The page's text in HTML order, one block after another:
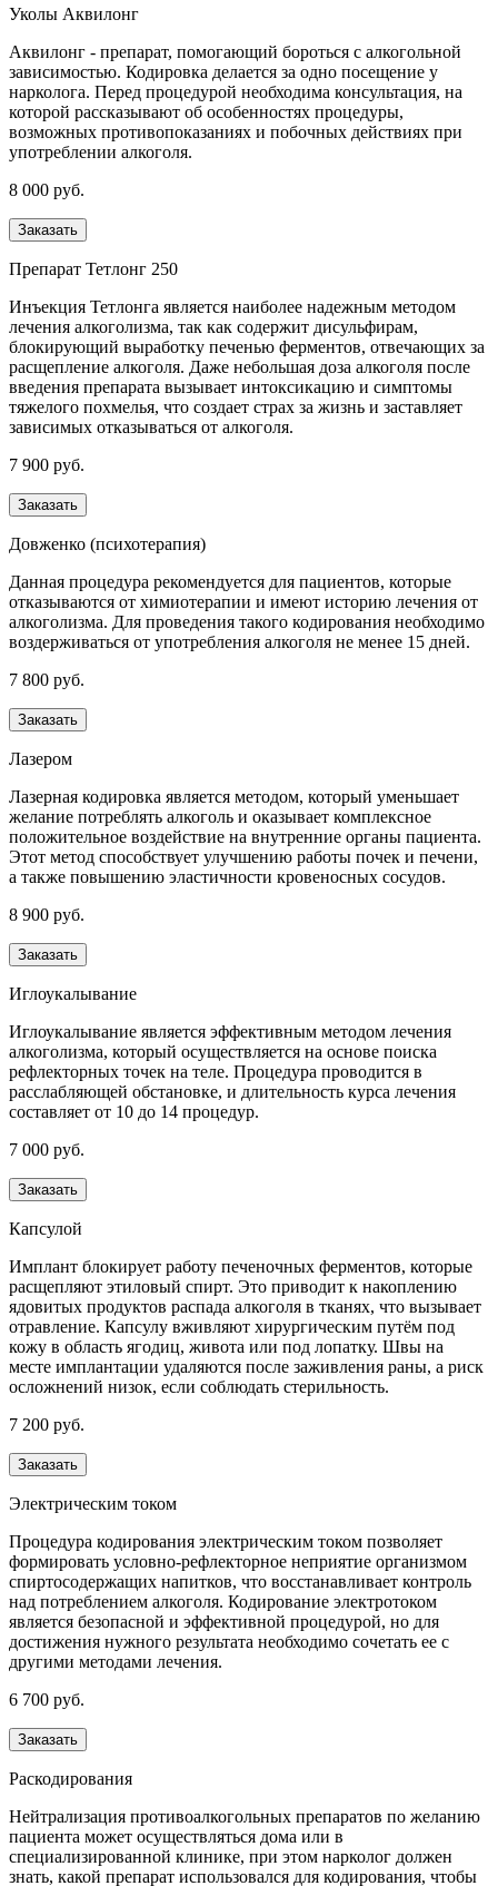
Уколы Аквилонг
Аквилонг - препарат, помогающий бороться с алкогольной
зависимостью. Кодировка делается за одно посещение у
нарколога. Перед процедурой необходима консультация, на
которой рассказывают об особенностях процедуры,
возможных противопоказаниях и побочных действиях при
употреблении алкоголя.
8 000 руб.
Заказать
Препарат Тетлонг 250
Инъекция Тетлонга является наиболее надежным методом
лечения алкоголизма, так как содержит дисульфирам,
блокирующий выработку печенью ферментов, отвечающих за
расщепление алкоголя. Даже небольшая доза алкоголя после
введения препарата вызывает интоксикацию и симптомы
тяжелого похмелья, что создает страх за жизнь и заставляет
зависимых отказываться от алкоголя.
7 900 руб.
Заказать
Довженко (психотерапия)
Данная процедура рекомендуется для пациентов, которые
отказываются от химиотерапии и имеют историю лечения от
алкоголизма. Для проведения такого кодирования необходимо
воздерживаться от употребления алкоголя не менее 15 дней.
7 800 руб.
Заказать
Лазером
Лазерная кодировка является методом, который уменьшает
желание потреблять алкоголь и оказывает комплексное
положительное воздействие на внутренние органы пациента.
Этот метод способствует улучшению работы почек и печени,
а также повышению эластичности кровеносных сосудов.
8 900 руб.
Заказать
Иглоукалывание
Иглоукалывание является эффективным методом лечения
алкоголизма, который осуществляется на основе поиска
рефлекторных точек на теле. Процедура проводится в
расслабляющей обстановке, и длительность курса лечения
составляет от 10 до 14 процедур.
7 000 руб.
Заказать
Капсулой
Имплант блокирует работу печеночных ферментов, которые
расщепляют этиловый спирт. Это приводит к накоплению
ядовитых продуктов распада алкоголя в тканях, что вызывает
отравление. Капсулу вживляют хирургическим путём под
кожу в область ягодиц, живота или под лопатку. Швы на
месте имплантации удаляются после заживления раны, а риск
осложнений низок, если соблюдать стерильность.
7 200 руб.
Заказать
Электрическим током
Процедура кодирования электрическим током позволяет
формировать условно-рефлекторное неприятие организмом
спиртосодержащих напитков, что восстанавливает контроль
над потреблением алкоголя. Кодирование электротоком
является безопасной и эффективной процедурой, но для
достижения нужного результата необходимо сочетать ее с
другими методами лечения.
6 700 руб.
Заказать
Раскодирования
Нейтрализация противоалкогольных препаратов по желанию
пациента может осуществляться дома или в
специализированной клинике, при этом нарколог должен
знать, какой препарат использовался для кодирования, чтобы